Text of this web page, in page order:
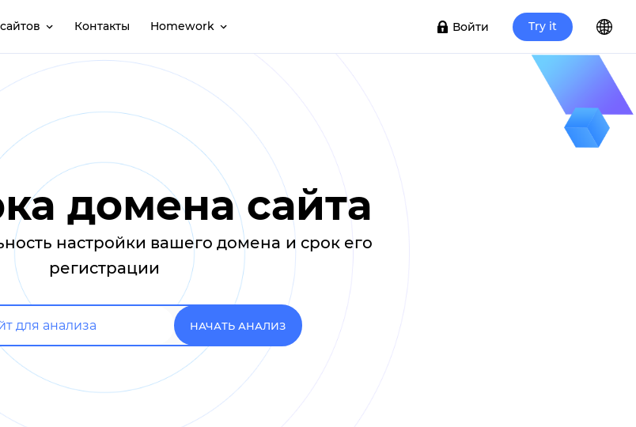
Контакты Homework Войти Try it
домена сайта
настройки вашего домена и срок его
регистрации
НАЧАТЬ АНАЛИЗ